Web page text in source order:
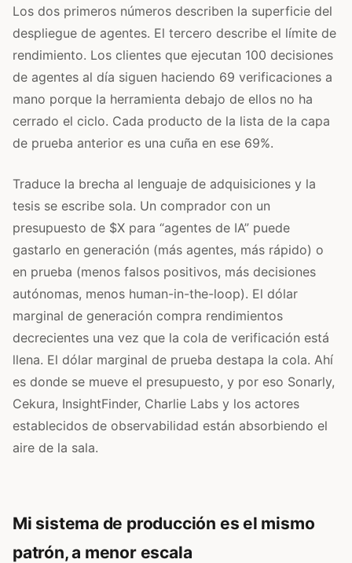
Los dos primeros números describen la superficie del
despliegue de agentes. El tercero describe el límite de
rendimiento. Los clientes que ejecutan 100 decisiones
de agentes al día siguen haciendo 69 verificaciones a
mano porque la herramienta debajo de ellos no ha
cerrado el ciclo. Cada producto de la lista de la capa
de prueba anterior es una cuña en ese 69%.
Traduce la brecha al lenguaje de adquisiciones y la
tesis se escribe sola. Un comprador con un
presupuesto de $X para “agentes de IA” puede
gastarlo en generación (más agentes, más rápido) o
en prueba (menos falsos positivos, más decisiones
autónomas, menos human-in-the-loop). El dólar
marginal de generación compra rendimientos
decrecientes una vez que la cola de verificación está
llena. El dólar marginal de prueba destapa la cola. Ahí
es donde se mueve el presupuesto, y por eso Sonarly,
Cekura, InsightFinder, Charlie Labs y los actores
establecidos de observabilidad están absorbiendo el
aire de la sala.
Mi sistema de producción es el mismo
patrón, a menor escala